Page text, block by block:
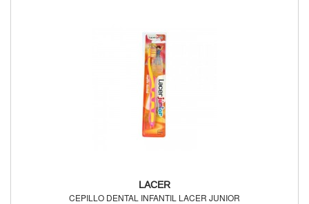
LACER
CEPILLO DENTAL INFANTIL LACER JUNIOR